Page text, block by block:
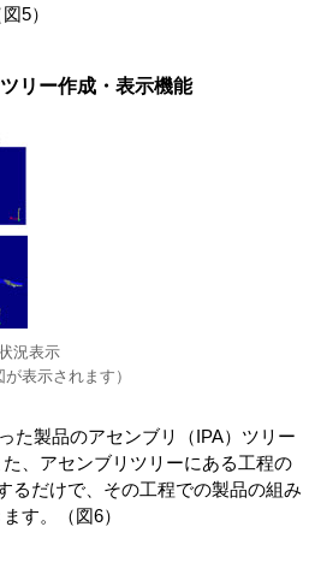
5）
リー作成・表示機能
況表示
表示されます）
た製品のアセンブリ（IPA）ツリー
、アセンブリツリーにある工程の
るだけで、その工程での製品の組み
す。（図6）